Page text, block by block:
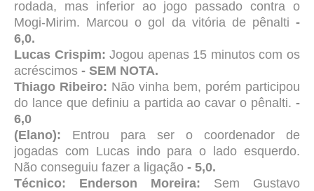
rodada, mas inferior ao jogo passado contra o
Mogi-Mirim. Marcou o gol da vitória de pênalti -
6,0.
Lucas Crispim:Jogou apenas 15 minutos com os
acréscimos - SEM NOTA.
Thiago Ribeiro: Não vinha bem, porém participou
do lance que definiu a partida ao cavar o pênalti. -
6,0
(Elano): Entrou para ser o coordenador de
jogadas com Lucas indo para o lado esquerdo.
Não conseguiu fazer a ligação - 5,0.
Técnico: Enderson Moreira: Sem Gustavo